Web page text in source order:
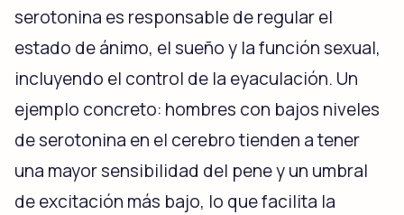
serotonina es responsable de regular el
estado de ánimo, el sueño y la función sexual,
incluyendo el control de la eyaculación. Un
ejemplo concreto: hombres con bajos niveles
de serotonina en el cerebro tienden a tener
una mayor sensibilidad del pene y un umbral
de excitación más bajo, lo que facilita la